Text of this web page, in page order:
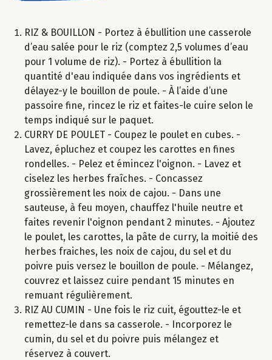
RIZ & BOUILLON - Portez à ébullition une casserole
d’eau salée pour le riz (comptez 2,5 volumes d’eau
pour 1 volume de riz). - Portez à ébullition la
quantité d'eau indiquée dans vos ingrédients et
délayez-y le bouillon de poule. - À l’aide d’une
passoire fine, rincez le riz et faites-le cuire selon le
temps indiqué sur le paquet.
CURRY DE POULET - Coupez le poulet en cubes. -
Lavez, épluchez et coupez les carottes en fines
rondelles. - Pelez et émincez l'oignon. - Lavez et
ciselez les herbes fraîches. - Concassez
grossièrement les noix de cajou. - Dans une
sauteuse, à feu moyen, chauffez l'huile neutre et
faites revenir l'oignon pendant 2 minutes. - Ajoutez
le poulet, les carottes, la pâte de curry, la moitié des
herbes fraiches, les noix de cajou, du sel et du
poivre puis versez le bouillon de poule. - Mélangez,
couvrez et laissez cuire pendant 15 minutes en
remuant régulièrement.
RIZ AU CUMIN - Une fois le riz cuit, égouttez-le et
remettez-le dans sa casserole. - Incorporez le
cumin, du sel et du poivre puis mélangez et
réservez à couvert.